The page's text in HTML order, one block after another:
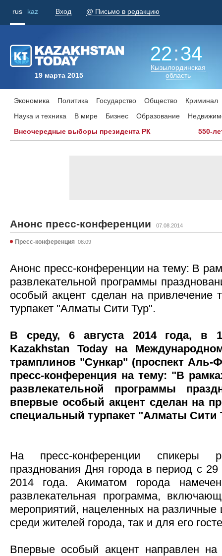
rus kaz Вход @ Письмо в редакцию
19 марта 2015
22:34
Кызылординская
область
Экономика Политика Государство Общество
Криминал
Наука и техника
В мире Бизнес Образование
Внеочередные выборы президента РК
550-
Анонс пресс-конференции 07.08.2014
Пресс-конференция 08:09
Анонс пресс-конференции на тему: В
развлекательной программы
особый акцент сделан на привлечение
турпакет "Алматы Сити Тур".
В среду, 6 августа 2014 года, в
Kazakhstan Today на
трамплинов "Сункар" (проспект Аль-
пресс-конференция на тему: "В
развлекательной программы
впервые особый акцент сделан на
специальный турпакет "Алматы Сити
На пресс-конференции спикеры
празднования Дня города в период с 29
2014 года. Акиматом города
развлекательная программа,
мероприятий, нацеленных на различные
среди жителей города, так и для его
Впервые особый акцент направлен